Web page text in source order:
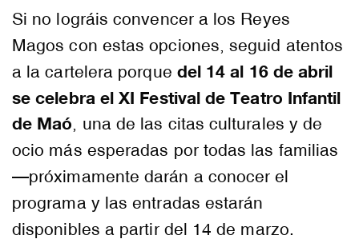
Si no lográis convencer a los Reyes
Magos con estas opciones, seguid atentos
a la cartelera porque del 14 al 16 de abril
se celebra el XI Festival de Teatro Infantil
de Maó , una de las citas culturales y de
ocio más esperadas por todas las familias
—próximamente darán a conocer el
programa y las entradas estarán
disponibles a partir del 14 de marzo.